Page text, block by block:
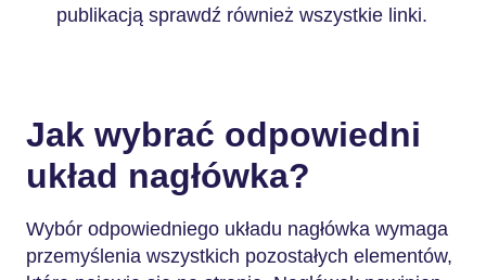
publikacją sprawdź również wszystkie linki.
Jak wybrać odpowiedni
układ nagłówka?
Wybór odpowiedniego układu nagłówka wymaga
przemyślenia wszystkich pozostałych elementów,